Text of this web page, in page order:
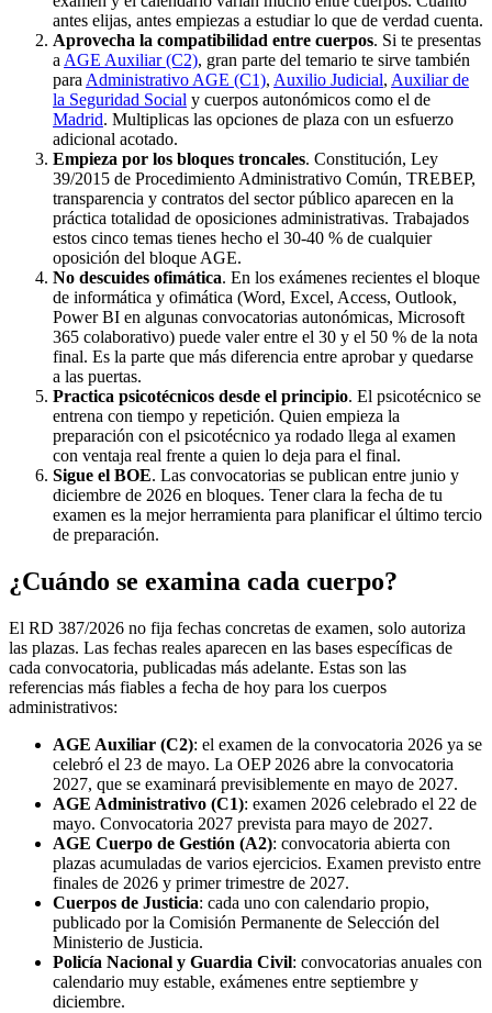
antes elijas, antes empiezas a estudiar lo que de verdad cuenta.
Aprovecha la compatibilidad entre cuerpos. Si te presentas
a AGE Auxiliar (C2), gran parte del temario te sirve también
para Administrativo AGE (C1), Auxilio Judicial, Auxiliar de
la Seguridad Social y cuerpos autonómicos como el de
Madrid. Multiplicas las opciones de plaza con un esfuerzo
adicional acotado.
Empieza por los bloques troncales. Constitución, Ley
39/2015 de Procedimiento Administrativo Común, TREBEP,
transparencia y contratos del sector público aparecen en la
práctica totalidad de oposiciones administrativas. Trabajados
estos cinco temas tienes hecho el 30-40 % de cualquier
oposición del bloque AGE.
No descuides ofimática. En los exámenes recientes el bloque
de informática y ofimática (Word, Excel, Access, Outlook,
Power BI en algunas convocatorias autonómicas, Microsoft
365 colaborativo) puede valer entre el 30 y el 50 % de la nota
final. Es la parte que más diferencia entre aprobar y quedarse
a las puertas.
Practica psicotécnicos desde el principio. El psicotécnico se
entrena con tiempo y repetición. Quien empieza la
preparación con el psicotécnico ya rodado llega al examen
con ventaja real frente a quien lo deja para el final.
Sigue el BOE. Las convocatorias se publican entre junio y
diciembre de 2026 en bloques. Tener clara la fecha de tu
examen es la mejor herramienta para planificar el último tercio
de preparación.
¿Cuándo se examina cada cuerpo?
El RD 387/2026 no fija fechas concretas de examen, solo autoriza
las plazas. Las fechas reales aparecen en las bases específicas de
cada convocatoria, publicadas más adelante. Estas son las
referencias más fiables a fecha de hoy para los cuerpos
administrativos:
AGE Auxiliar (C2): el examen de la convocatoria 2026 ya se
celebró el 23 de mayo. La OEP 2026 abre la convocatoria
2027, que se examinará previsiblemente en mayo de 2027.
AGE Administrativo (C1): examen 2026 celebrado el 22 de
mayo. Convocatoria 2027 prevista para mayo de 2027.
AGE Cuerpo de Gestión (A2): convocatoria abierta con
plazas acumuladas de varios ejercicios. Examen previsto entre
finales de 2026 y primer trimestre de 2027.
Cuerpos de Justicia: cada uno con calendario propio,
publicado por la Comisión Permanente de Selección del
Ministerio de Justicia.
Policía Nacional y Guardia Civil: convocatorias anuales con
calendario muy estable, exámenes entre septiembre y
diciembre.